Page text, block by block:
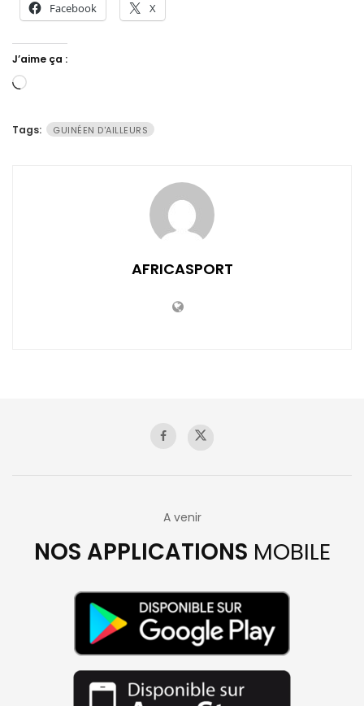
Facebook X
J’aime ça :
Chargement…
Tags: GUINÉEN D'AILLEURS
AFRICASPORT
A venir
NOS APPLICATIONS MOBILE